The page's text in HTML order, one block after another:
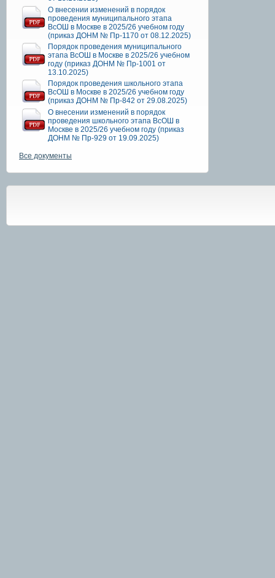
О внесении изменений в порядок
проведения муниципального этапа
ВсОШ в Москве в 2025/26 учебном году
(приказ ДОНМ № Пр-1170 от 08.12.2025)
Порядок проведения муниципального
этапа ВсОШ в Москве в 2025/26 учебном
году (приказ ДОНМ № Пр-1001 от
13.10.2025)
Порядок проведения школьного этапа
ВсОШ в Москве в 2025/26 учебном году
(приказ ДОНМ № Пр-842 от 29.08.2025)
О внесении изменений в порядок
проведения школьного этапа ВсОШ в
Москве в 2025/26 учебном году (приказ
ДОНМ № Пр-929 от 19.09.2025)
Все документы